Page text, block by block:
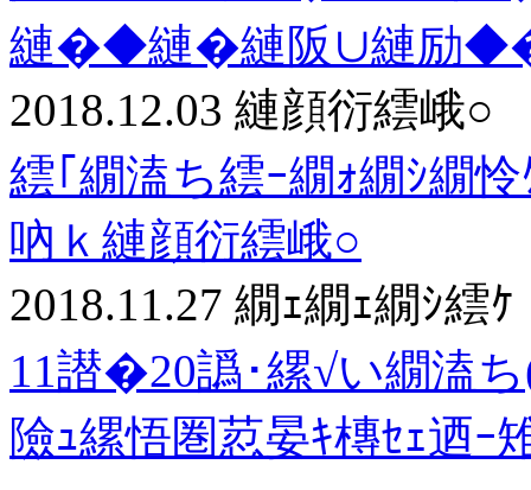
縺�◆縺�縺阪∪縺励
2018.12.03 縺顔衍繧峨○
繧｢繝溘ち繧ｰ繝ｫ繝ｼ繝
吶ｋ縺顔衍繧峨○
2018.11.27 繝ｪ繝ｪ繝ｼ繧ｹ
11譛�20譌･縲√い繝溘
險ｭ縲悟圏荵晏ｷ槫ｾｪ迺ｰ